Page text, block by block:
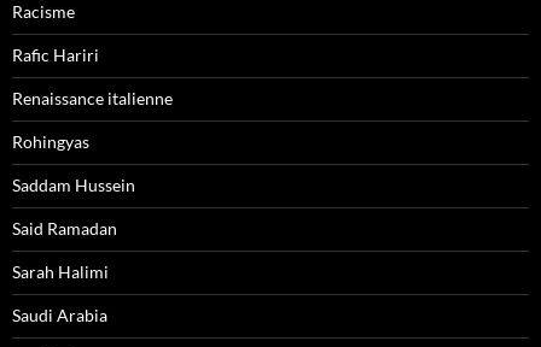
Racisme
Rafic Hariri
Renaissance italienne
Rohingyas
Saddam Hussein
Said Ramadan
Sarah Halimi
Saudi Arabia